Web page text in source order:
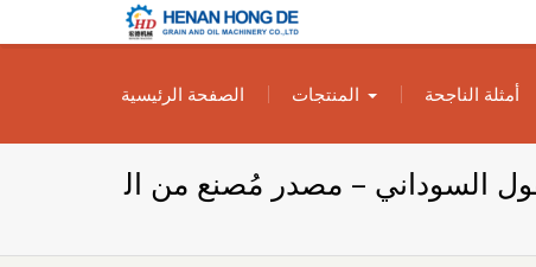
الزيوت النباتية
الخاص بك
الصفحة الرئيسية
المنتجات أمثلة الناجحة
السوداني – مصدر مُصنع من ال